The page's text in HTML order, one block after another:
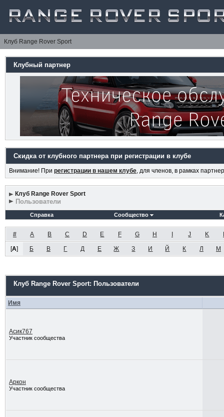
Клуб Range Rover Sport
Клубный партнер
Скидка от клубного партнера при регистрации в клубе
Внимание! При регистрации в нашем клубе, для членов, в рамках
Клуб Range Rover Sport
Пользователи
Справка Сообщество
# A B C D E F G H J K
[А] Б В Г Д Е Ж З И Й К Л М
Клуб Range Rover Sport: Пользователи
Имя
Асик767
Участник сообщества
Аркон
Участник сообщества